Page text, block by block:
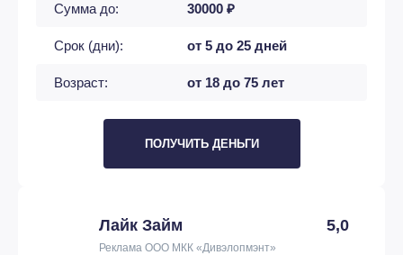
Сумма до: 30000 ₽
Срок (дни): от 5 до 25 дней
Возраст: от 18 до 75 лет
ПОЛУЧИТЬ ДЕНЬГИ
Лайк Займ 5,0
Реклама ООО МКК «Дивэлопмэнт»